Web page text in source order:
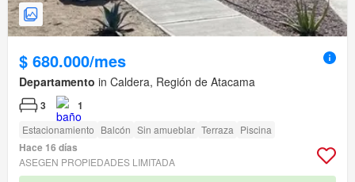
$ 680.000/mes
Departamento in Caldera, Región de Atacama
3 1
Estacionamiento Balcón Sin amueblar Terraza Piscina
Hace 16 días
ASEGEN PROPIEDADES LIMITADA